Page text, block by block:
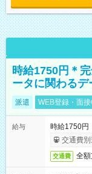
時給1750円＊
ータに関わるデ
派遣 WEB登録・面
給与
時給1750円
交通費別
交通費 全